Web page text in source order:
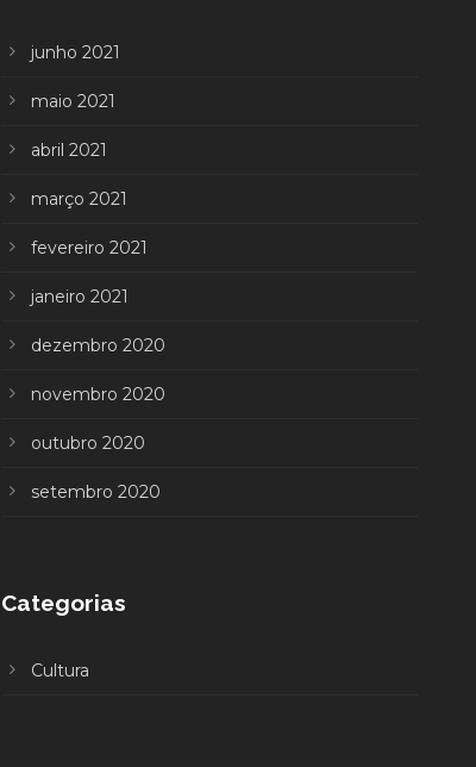
junho 2021
maio 2021
abril 2021
março 2021
fevereiro 2021
janeiro 2021
dezembro 2020
novembro 2020
outubro 2020
setembro 2020
Categorias
Cultura